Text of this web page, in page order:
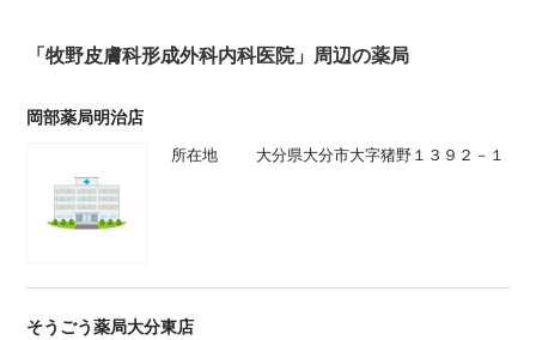
「牧野皮膚科形成外科内科医院」周辺の薬局
岡部薬局明治店
所在地 大分県大分市大字猪野１３９２－１
そうごう薬局大分東店